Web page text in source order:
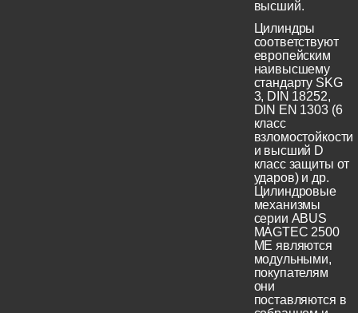
высший.
Цилиндры
соответствуют
европейским
наивысшему
стандарту SKG
3, DIN 18252,
DIN EN 1303 (6
класс
взломостойкости
и высший D
класс защиты от
ударов) и др.
Цилиндровые
механизмы
серии ABUS
MAGTEC 2500
ME являются
модульными,
покупателям
они
поставляются в